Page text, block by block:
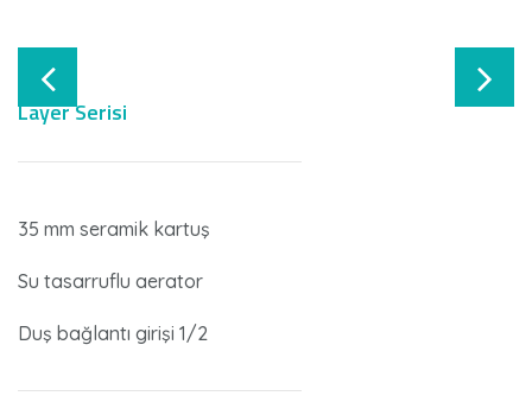
Layer Serisi
35 mm seramik kartuş
Su tasarruflu aerator
Duş bağlantı girişi 1/2